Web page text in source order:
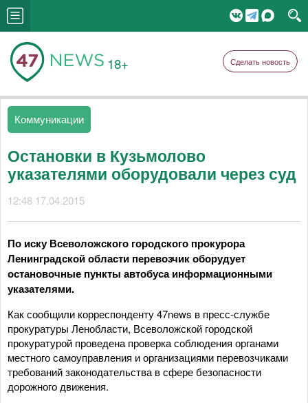
18+ Сделать новость
Коммуникации
Остановки в Кузьмолово
указателями оборудовали через суд
12:48 17.04.2015
По иску Всеволожского городского прокурора
Ленинградской области перевозчик оборудует
остановочные пункты автобуса информационными
указателями.
Как сообщили корреспонденту 47news в пресс-службе
прокуратуры Ленобласти, Всеволожской городской
прокуратурой проведена проверка соблюдения органами
местного самоуправления и организациями перевозчиками
требований законодательства в сфере безопасности
дорожного движения.